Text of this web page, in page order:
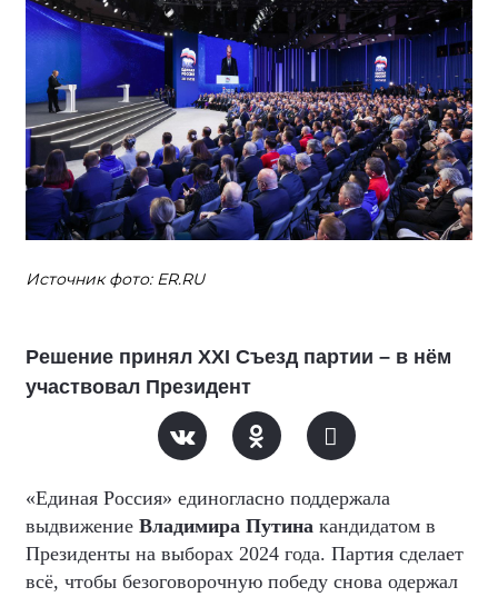
Источник фото: ER.RU
Решение принял XXI Съезд партии – в нём
участвовал Президент
«Единая Россия» единогласно поддержала
выдвижение Владимира Путина кандидатом в
Президенты на выборах 2024 года. Партия сделает
всё, чтобы безоговорочную победу снова одержал